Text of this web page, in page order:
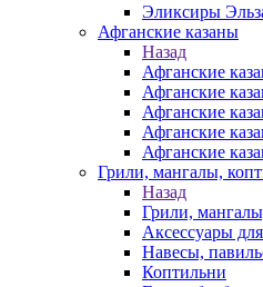
Эликсиры
Афганские казаны
Назад
Афганские
Афганские
Афганские
Афганские
Афганские
Грили, мангалы,
Назад
Грили,
Аксессуары
Навесы,
Коптильни